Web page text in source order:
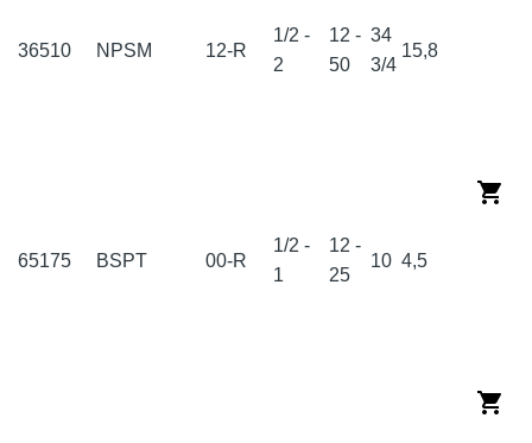
36510 NPSM 12-R
1/2 -
2
12 -
50
34
3/4
15,8
65175 BSPT 00-R
1/2 -
1
12 -
25
10 4,5